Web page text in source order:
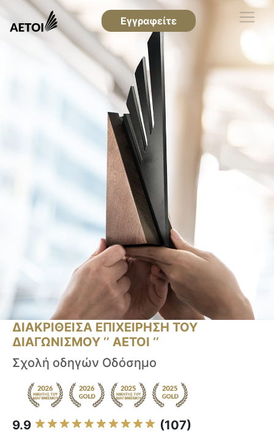
Εγγραφείτε
ΔΙΑΚΡΙΘΕΙΣΑ ΕΠΙΧΕΙΡΗΣΗ ΤΟΥ
ΔΙΑΓΩΝΙΣΜΟΥ ‘’ ΑΕΤΟΙ ‘’
Σχολή οδηγών Οδόσημο
9.9 (107)